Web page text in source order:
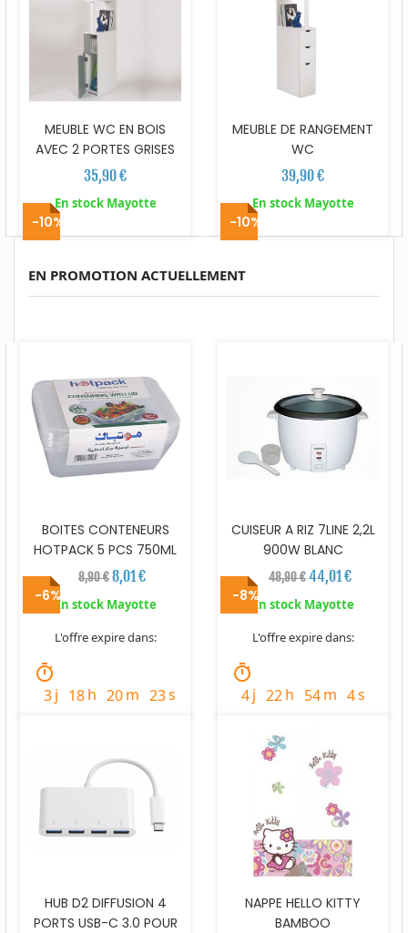
MEUBLE WC EN BOIS
AVEC 2 PORTES GRISES
35,90 €
En stock Mayotte
MEUBLE DE RANGEMENT
WC
39,90 €
En stock Mayotte
EN PROMOTION ACTUELLEMENT
-10%
BOITES CONTENEURS
HOTPACK 5 PCS 750ML
8,90 €8,01 €
En stock Mayotte
L'offre expire dans:
timer
3j 18h 20m 21s
-10%
CUISEUR A RIZ 7LINE 2,2L
900W BLANC
48,90 € 44,01 €
En stock Mayotte
L'offre expire dans:
timer
4j 22h 54m 2s
-6%
HUB D2 DIFFUSION 4
PORTS USB-C 3.0 POUR
-8%
NAPPE HELLO KITTY
BAMBOO